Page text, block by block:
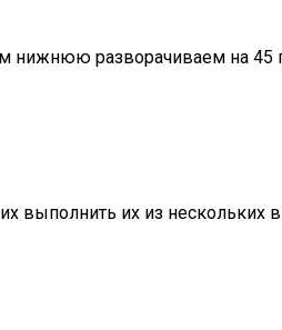
разворачиваем на 45
выполнить их из